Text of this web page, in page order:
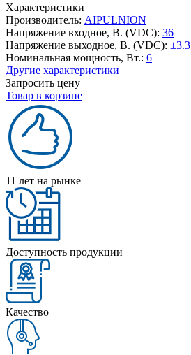
Характеристики
Производитель: AIPULNION
Напряжение входное, В. (VDC): 36
Напряжение выходное, В. (VDC): ±3.3
Номинальная мощность, Вт.: 6
Другие характеристики
Запросить цену
Товар в корзине
11 лет на рынке
Доступность продукции
Качество